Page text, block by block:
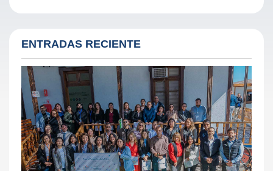
ENTRADAS RECIENTE